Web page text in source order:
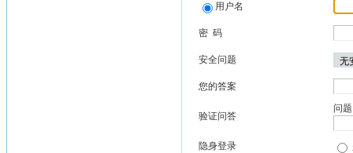
用户名
密 码
安全问题
您的答案
验证问答
问
隐身登录